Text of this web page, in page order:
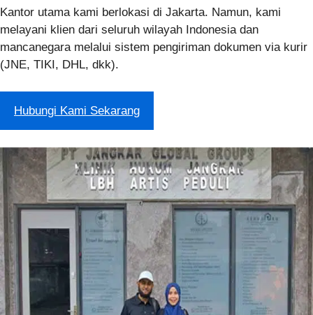
Kantor utama kami berlokasi di Jakarta. Namun, kami
melayani klien dari seluruh wilayah Indonesia dan
mancanegara melalui sistem pengiriman dokumen via kurir
(JNE, TIKI, DHL, dkk).
Hubungi Kami Sekarang